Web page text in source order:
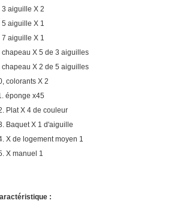
3 aiguille X 2
5 aiguille X 1
7 aiguille X 1
chapeau X 5 de 3 aiguilles
chapeau X 2 de 5 aiguilles
colorants X 2
éponge x45
Plat X 4 de couleur
Baquet X 1 d'aiguille
X de logement moyen 1
X manuel 1
: